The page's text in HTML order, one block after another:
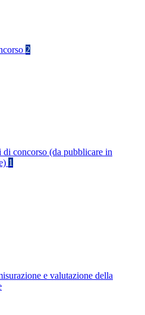
2
di concorso (da pubblicare in
1
e valutazione della